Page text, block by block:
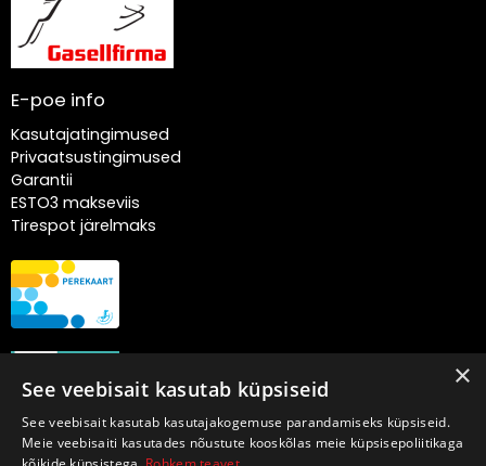
E-poe info
Kasutajatingimused
Privaatsustingimused
Garantii
ESTO3 makseviis
Tirespot järelmaks
×
See veebisait kasutab küpsiseid
See veebisait kasutab kasutajakogemuse parandamiseks küpsiseid.
Meie veebisaiti kasutades nõustute kooskõlas meie küpsisepoliitikaga